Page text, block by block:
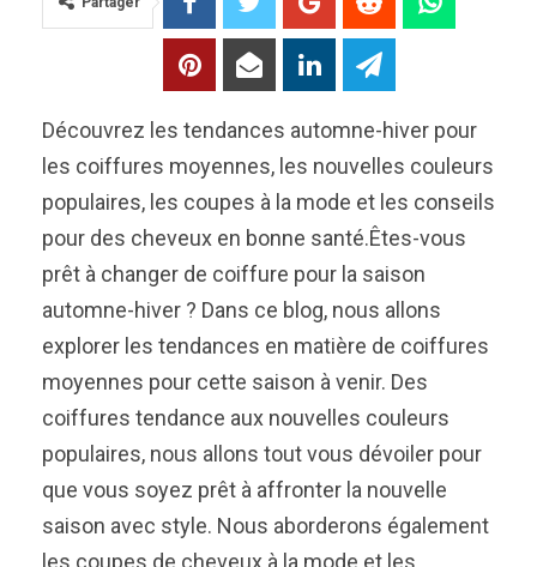
Découvrez les tendances automne-hiver pour
les coiffures moyennes, les nouvelles couleurs
populaires, les coupes à la mode et les conseils
pour des cheveux en bonne santé.Êtes-vous
prêt à changer de coiffure pour la saison
automne-hiver ? Dans ce blog, nous allons
explorer les tendances en matière de coiffures
moyennes pour cette saison à venir. Des
coiffures tendance aux nouvelles couleurs
populaires, nous allons tout vous dévoiler pour
que vous soyez prêt à affronter la nouvelle
saison avec style. Nous aborderons également